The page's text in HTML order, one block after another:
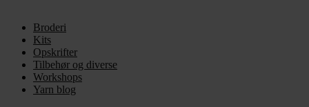
Broderi
Kits
Opskrifter
Tilbehør og diverse
Workshops
Yarn blog